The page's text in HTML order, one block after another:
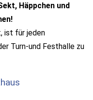
Häppchen und
ist für jeden
Turn-und Festhalle zu